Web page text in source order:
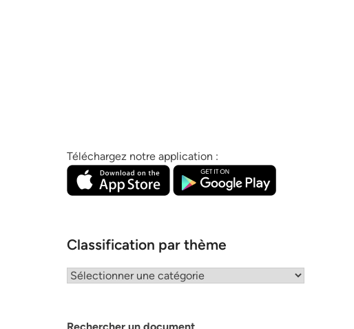
Téléchargez notre application :
Classification par thème
Classification